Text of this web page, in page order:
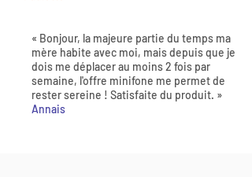
« Bonjour, la majeure partie du temps ma
mère habite avec moi, mais depuis que je
dois me déplacer au moins 2 fois par
semaine, l'offre minifone me permet de
rester sereine ! Satisfaite du produit. »
Annais